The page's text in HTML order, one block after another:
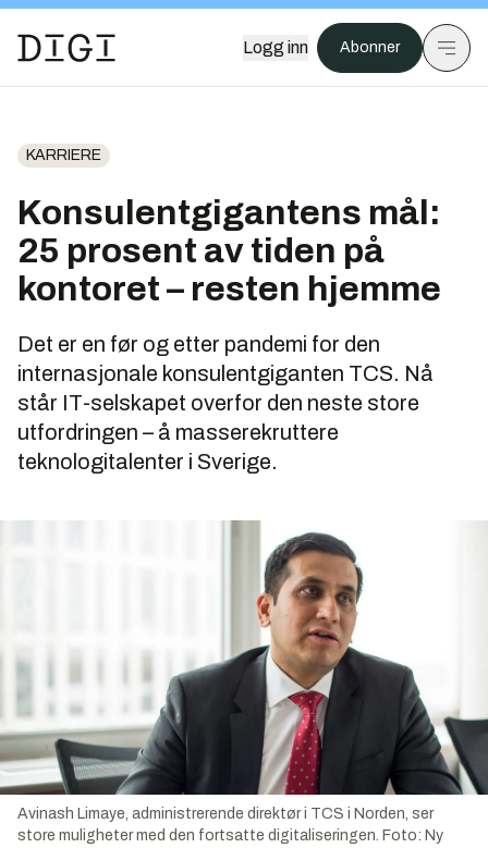
Logg inn Abonner
KARRIERE
Konsulentgigantens mål:
25 prosent av tiden på
kontoret – resten hjemme
Det er en før og etter pandemi for den
internasjonale konsulentgiganten TCS. Nå
står IT-selskapet overfor den neste store
utfordringen – å masserekruttere
teknologitalenter i Sverige.
Avinash Limaye, administrerende direktør i TCS i Norden, ser
store muligheter med den fortsatte digitaliseringen. Foto: Ny